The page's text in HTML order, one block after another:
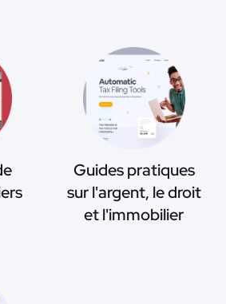
Guides pratiques
sur l'argent, le droit
et l'immobilier